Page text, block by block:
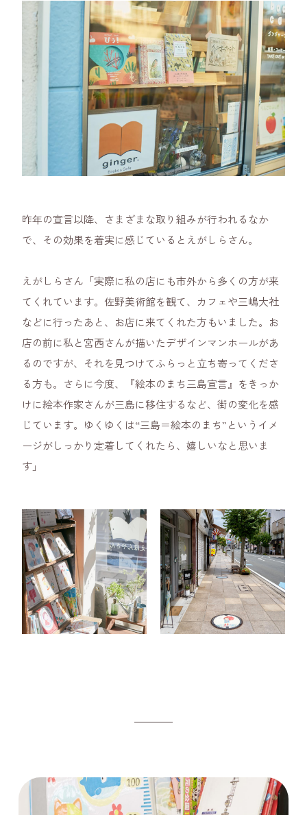
昨年の宣言以降、さまざまな取り組みが行われるなか
で、その効果を着実に感じているとえがしらさん。
えがしらさん「実際に私の店にも市外から多くの方が来
てくれています。佐野美術館を観て、カフェや三嶋大社
などに行ったあと、お店に来てくれた方もいました。お
店の前に私と宮西さんが描いたデザインマンホールがあ
るのですが、それを見つけてふらっと立ち寄ってくださ
る方も。さらに今度、『絵本のまち三島宣言』をきっか
けに絵本作家さんが三島に移住するなど、街の変化を感
じています。ゆくゆくは“三島＝絵本のまち”というイメ
ージがしっかり定着してくれたら、嬉しいなと思いま
す」